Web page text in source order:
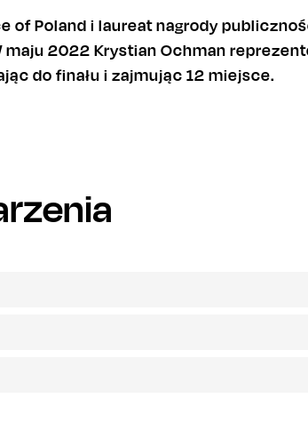
of Poland i laureat nagrody
2022 Krystian Ochman
do finału i zajmując 12 miejsce.